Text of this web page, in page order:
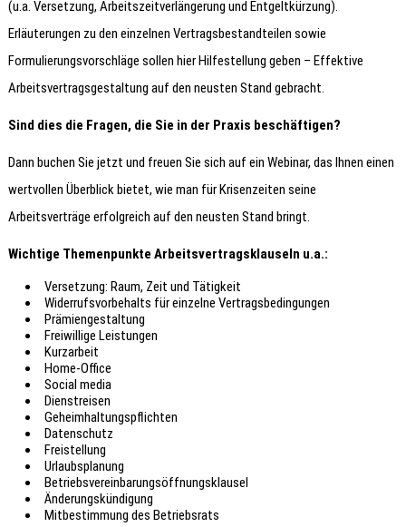
(u.a. Versetzung, Arbeitszeitverlängerung und Entgeltkürzung).
Erläuterungen zu den einzelnen Vertragsbestandteilen sowie
Formulierungsvorschläge sollen hier Hilfestellung geben – Effektive
Arbeitsvertragsgestaltung auf den neusten Stand gebracht.
Sind dies die Fragen, die Sie in der Praxis beschäftigen?
Dann buchen Sie jetzt und freuen Sie sich auf ein Webinar, das Ihnen einen
wertvollen Überblick bietet, wie man für Krisenzeiten seine
Arbeitsverträge erfolgreich auf den neusten Stand bringt.
Wichtige Themenpunkte Arbeitsvertragsklauseln u.a.:
Versetzung: Raum, Zeit und Tätigkeit
Widerrufsvorbehalts für einzelne Vertragsbedingungen
Prämiengestaltung
Freiwillige Leistungen
Kurzarbeit
Home-Office
Social media
Dienstreisen
Geheimhaltungspflichten
Datenschutz
Freistellung
Urlaubsplanung
Betriebsvereinbarungsöffnungsklausel
Änderungskündigung
Mitbestimmung des Betriebsrats